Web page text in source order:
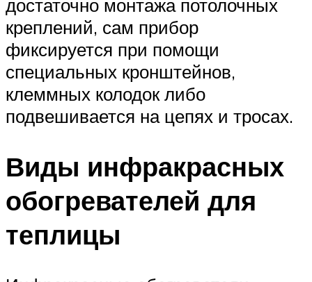
достаточно монтажа потолочных
креплений, сам прибор
фиксируется при помощи
специальных кронштейнов,
клеммных колодок либо
подвешивается на цепях и тросах.
Виды инфракрасных
обогревателей для
теплицы